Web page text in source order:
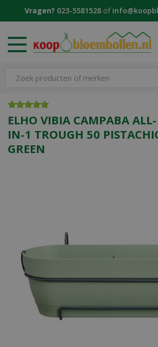
Vragen? 023-5581528 of
ELHO VIBIA CAMPABA ALL-
IN-1 TROUGH 50
GREEN